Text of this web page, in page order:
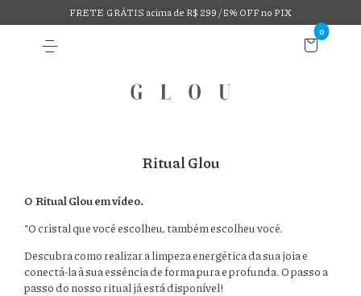
FRETE GRÁTIS acima de R$ 299 / 5% OFF no PIX
0
Ritual Glou
O Ritual Glou em vídeo.
"O cristal que você escolheu, também escolheu você.
Descubra como realizar a limpeza energética da sua joia e
conectá-la à sua essência de forma pura e profunda. O passo a
passo do nosso ritual já está disponível!